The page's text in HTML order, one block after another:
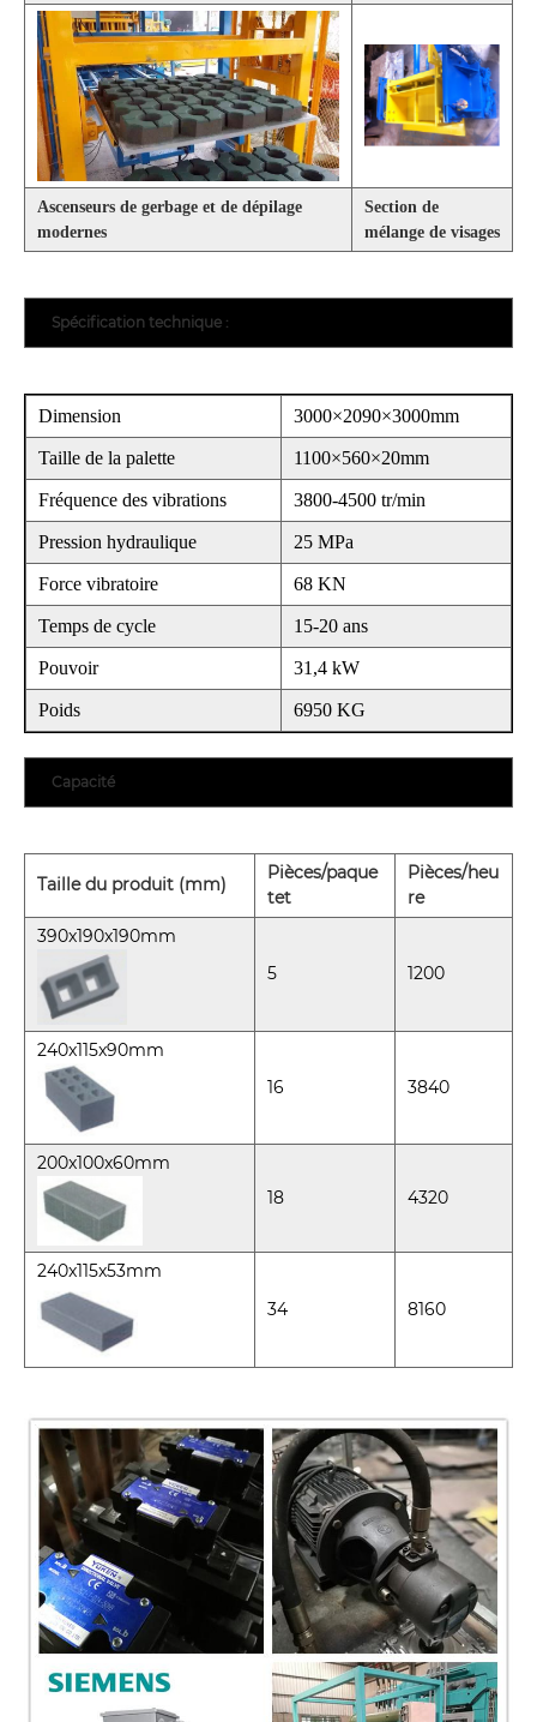
Ascenseurs de gerbage et de dépilage
modernes
Section de
mélange de visages
Spécification technique :
Dimension 3000×2090×3000mm
Taille de la palette 1100×560×20mm
Fréquence des vibrations 3800-4500 tr/min
Pression hydraulique 25 MPa
Force vibratoire 68 KN
Temps de cycle 15-20 ans
Pouvoir 31,4 kW
Poids 6950 KG
Capacité
Taille du produit (mm)
Pièces/paque
tet
Pièces/heu
re
390x190x190mm
5
1200
240x115x90mm
16
3840
200x100x60mm
18
4320
240x115x53mm
34
8160